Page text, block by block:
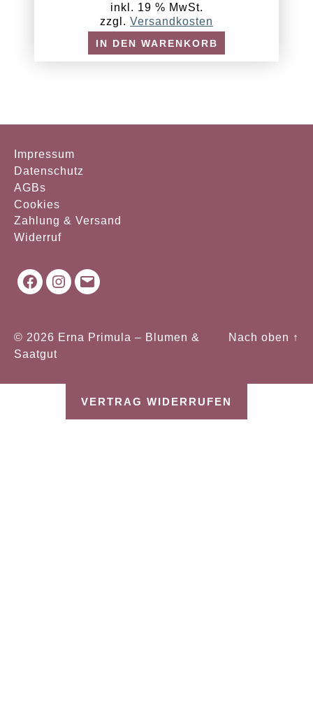
inkl. 19 % MwSt.
zzgl. Versandkosten
IN DEN WARENKORB
Impressum
Datenschutz
AGBs
Cookies
Zahlung & Versand
Widerruf
Facebook
Instagram
Mail
© 2026 Erna Primula – Blumen &
Saatgut
Nach oben ↑
VERTRAG WIDERRUFEN